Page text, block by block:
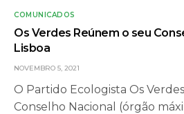
COMUNICADOS
Os Verdes Reúnem o seu
Lisboa
NOVEMBRO 5, 2021
O Partido Ecologista Os
Conselho Nacional (órgão